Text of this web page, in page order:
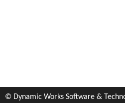
© Dynamic Works Software &